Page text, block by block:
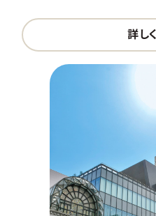
詳し